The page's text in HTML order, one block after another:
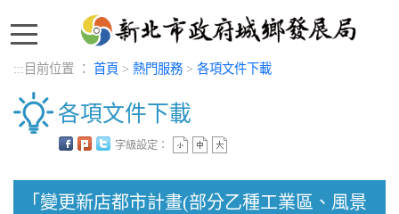
::: 目前位置 ： 首頁 > 熱門服務 > 各項文件下載
各項文件下載
字級設定：
「變更新店都市計畫(部分乙種工業區、風景